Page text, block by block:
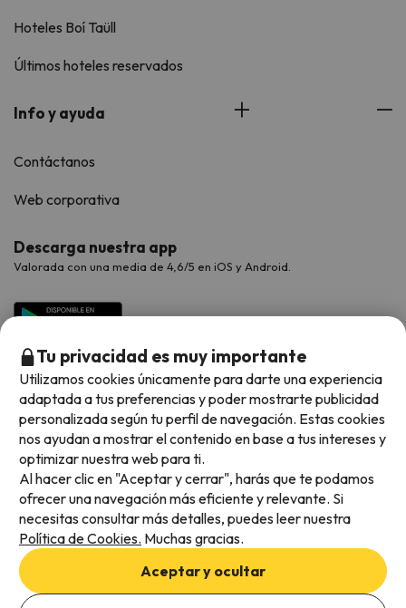
Hoteles Boí Taüll
Últimos hoteles reservados
Info y ayuda
Contáctanos
Web corporativa
Descarga nuestra app
Valorada con una media de 4,6/5 en iOS y Android.
Métodos de pago disponibles
Condiciones generales
Privacidad de datos
Tu privacidad es muy importante
Utilizamos cookies únicamente para darte una experiencia
adaptada a tus preferencias y poder mostrarte publicidad
personalizada según tu perfil de navegación. Estas cookies
nos ayudan a mostrar el contenido en base a tus intereses y
optimizar nuestra web para ti.
Al hacer clic en "Aceptar y cerrar", harás que te podamos
ofrecer una navegación más eficiente y relevante. Si
necesitas consultar más detalles, puedes leer nuestra
Política de Cookies. Muchas gracias.
Aceptar y ocultar